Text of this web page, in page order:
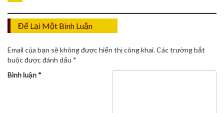
Để Lại Một Bình Luận
Email của bạn sẽ không được hiển thị công khai.Các trường bắt
buộc được đánh dấu *
Bình luận *